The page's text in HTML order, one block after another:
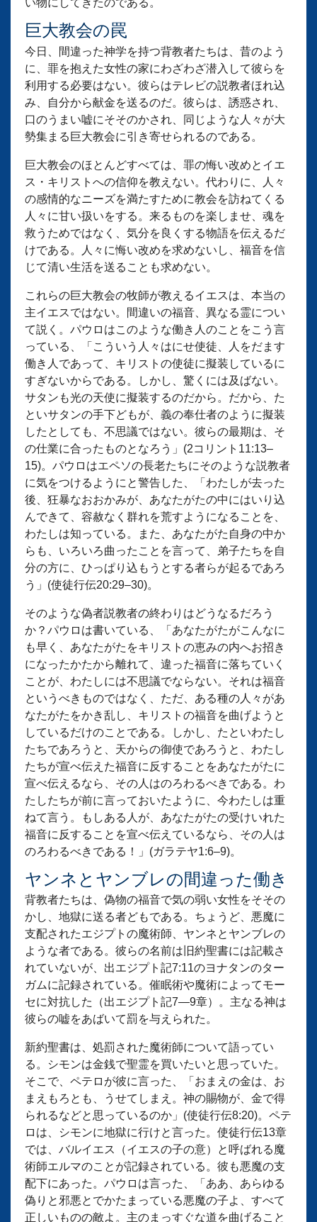
い物にしてきたのである。
巨大教会の罠
今日、間違った神学を持つ背教者たちは、昔のよう
に、罪を抱えた女性の家にわざわざ潜入して彼らを
利用する必要はない。彼らはテレビの説教者ほれ込
み、自分から献金を送るのだ。彼らは、誘惑され、
口のうまい嘘にそそのかされ、同じような人々が大
勢集まる巨大教会に引き寄せられるのである。
巨大教会のほとんどすべては、罪の悔い改めとイエ
ス・キリストへの信仰を教えない。代わりに、人々
の感情的なニーズを満たすために教会を訪ねてくる
人々に甘い扱いをする。来るものを楽しませ、魂を
救うためではなく、気分を良くする物語を伝えるだ
けである。人々に悔い改めを求めないし、福音を信
じて清い生活を送ることも求めない。
これらの巨大教会の牧師が教えるイエスは、本当の
主イエスではない。間違いの福音、異なる霊につい
て説く。パウロはこのような働き人のことをこう言
っている、「こういう人々はにせ使徒、人をだます
働き人であって、キリストの使徒に擬装しているに
すぎないからである。しかし、驚くには及ばない。
サタンも光の天使に擬装するのだから。だから、た
といサタンの手下どもが、義の奉仕者のように擬装
したとしても、不思議ではない。彼らの最期は、そ
の仕業に合ったものとなろう」(2コリント11:13–
15)。パウロはエペソの長老たちにそのような説教者
に気をつけるようにと警告した、「わたしが去った
後、狂暴なおおかみが、あなたがたの中にはいり込
んできて、容赦なく群れを荒すようになることを、
わたしは知っている。また、あなたがた自身の中か
らも、いろいろ曲ったことを言って、弟子たちを自
分の方に、ひっぱり込もうとする者らが起るであろ
う」(使徒行伝20:29–30)。
そのような偽者説教者の終わりはどうなるだろう
か？パウロは書いている、「あなたがたがこんなに
も早く、あなたがたをキリストの恵みの内へお招き
になったかたから離れて、違った福音に落ちていく
ことが、わたしには不思議でならない。それは福音
というべきものではなく、ただ、ある種の人々があ
なたがたをかき乱し、キリストの福音を曲げようと
しているだけのことである。しかし、たといわたし
たちであろうと、天からの御使であろうと、わたし
たちが宣べ伝えた福音に反することをあなたがたに
宣べ伝えるなら、その人はのろわるべきである。わ
たしたちが前に言っておいたように、今わたしは重
ねて言う。もしある人が、あなたがたの受けいれた
福音に反することを宣べ伝えているなら、その人は
のろわるべきである！」(ガラテヤ1:6–9)。
ヤンネとヤンブレの間違った働き
背教者たちは、偽物の福音で気の弱い女性をそその
かし、地獄に送る者どもである。ちょうど、悪魔に
支配されたエジプトの魔術師、ヤンネとヤンブレの
ような者である。彼らの名前は旧約聖書には記載さ
れていないが、出エジプト記7:11のヨナタンのター
ガムに記録されている。催眠術や魔術によってモー
セに対抗した（出エジプト記7―9章）。主なる神は
彼らの嘘をあばいて罰を与えられた。
新約聖書は、処罰された魔術師について語ってい
る。シモンは金銭で聖霊を買いたいと思っていた。
そこで、ペテロが彼に言った、「おまえの金は、お
まえもろとも、うせてしまえ。神の賜物が、金で得
られるなどと思っているのか」(使徒行伝8:20)。ペテ
ロは、シモンに地獄に行けと言った。使徒行伝13章
では、バルイエス（イエスの子の意）と呼ばれる魔
術師エルマのことが記録されている。彼も悪魔の支
配下にあった。パウロは言った、「ああ、あらゆる
偽りと邪悪とでかたまっている悪魔の子よ、すべて
正しいものの敵よ。主のまっすぐな道を曲げること